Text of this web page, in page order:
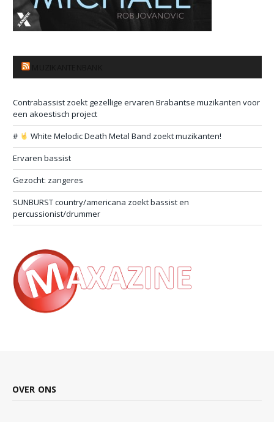
Contrabassist zoekt gezellige ervaren Brabantse muzikanten voor
een akoestisch project
#
White Melodic Death Metal Band zoekt muzikanten!
Ervaren bassist
Gezocht: zangeres
SUNBURST country/americana zoekt bassist en
percussionist/drummer
OVER ONS